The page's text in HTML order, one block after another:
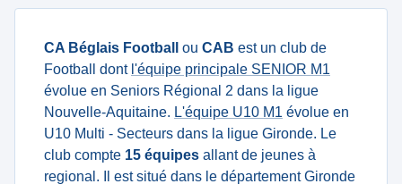
CA Béglais Football ou CAB est un club de
Football dont l'équipe principale SENIOR M1
évolue en Seniors Régional 2 dans la ligue
Nouvelle-Aquitaine. L'équipe U10 M1 évolue en
U10 Multi - Secteurs dans la ligue Gironde. Le
club compte 15 équipes allant de jeunes à
regional. Il est situé dans le département Gironde